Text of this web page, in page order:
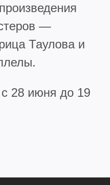
—
Таулова и
28 июня до 19